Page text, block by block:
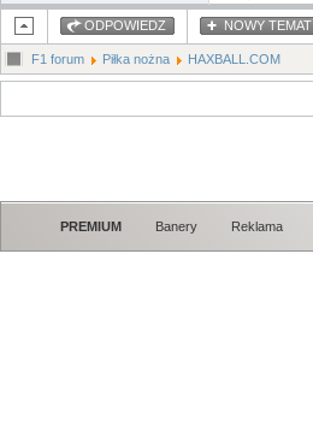
ODPOWIEDZ NOWY TEMAT
F1 forum Piłka nożna HAXBALL.COM
PREMIUM Banery Reklama